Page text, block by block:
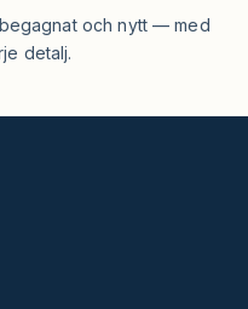
och nytt — med
detalj.